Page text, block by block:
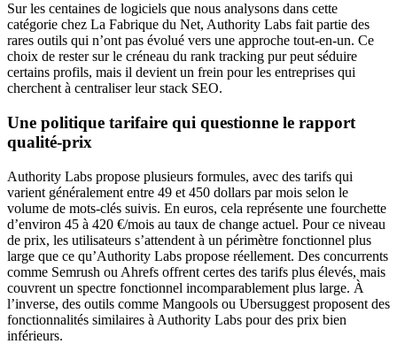
Sur les centaines de logiciels que nous analysons dans cette
catégorie chez La Fabrique du Net, Authority Labs fait partie des
rares outils qui n’ont pas évolué vers une approche tout-en-un. Ce
choix de rester sur le créneau du rank tracking pur peut séduire
certains profils, mais il devient un frein pour les entreprises qui
cherchent à centraliser leur stack SEO.
Une politique tarifaire qui questionne le rapport
qualité-prix
Authority Labs propose plusieurs formules, avec des tarifs qui
varient généralement entre 49 et 450 dollars par mois selon le
volume de mots-clés suivis. En euros, cela représente une fourchette
d’environ 45 à 420 €/mois au taux de change actuel. Pour ce niveau
de prix, les utilisateurs s’attendent à un périmètre fonctionnel plus
large que ce qu’Authority Labs propose réellement. Des concurrents
comme Semrush ou Ahrefs offrent certes des tarifs plus élevés, mais
couvrent un spectre fonctionnel incomparablement plus large. À
l’inverse, des outils comme Mangools ou Ubersuggest proposent des
fonctionnalités similaires à Authority Labs pour des prix bien
inférieurs.